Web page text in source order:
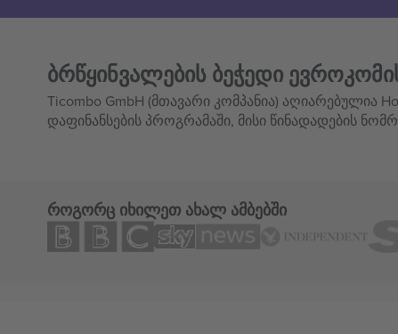
ბრწყინვალების ბეჭედი
Ticombo GmbH (მთავარი კომპანია) აღიარებულია
დაფინანსების პროგრამაში, მისი წინადადების
როგორც იხილეთ ახალ ამბებში